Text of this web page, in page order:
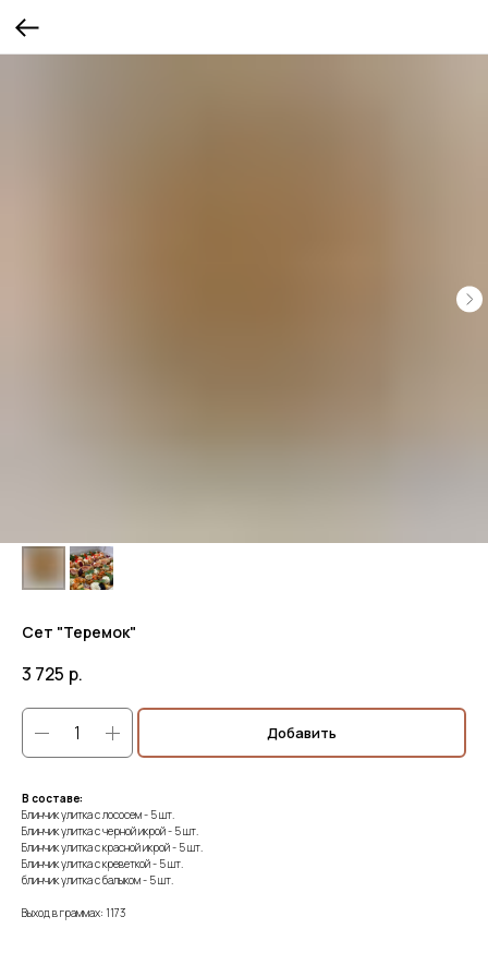
Сет "Теремок"
3 725 р.
Добавить
В составе:
Блинчик улитка с лососем - 5 шт.
Блинчик улитка с черной икрой - 5 шт.
Блинчик улитка с красной икрой - 5 шт.
Блинчик улитка с креветкой - 5 шт.
блинчик улитка с балыком - 5 шт.
Выход в граммах: 1173